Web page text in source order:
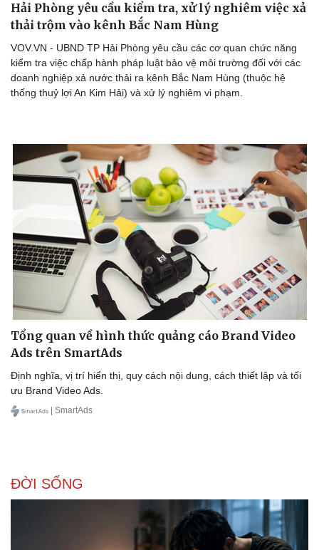
Hải Phòng yêu cầu kiểm tra, xử lý nghiêm việc xả
thải trộm vào kênh Bắc Nam Hùng
VOV.VN - UBND TP Hải Phòng yêu cầu các cơ quan chức năng
kiểm tra việc chấp hành pháp luật bảo vệ môi trường đối với các
doanh nghiệp xả nước thải ra kênh Bắc Nam Hùng (thuộc hệ
thống thuỷ lợi An Kim Hải) và xử lý nghiêm vi phạm.
Tổng quan về hình thức quảng cáo Brand Video
Ads trên SmartAds
Định nghĩa, vị trí hiển thị, quy cách nội dung, cách thiết lập và tối
ưu Brand Video Ads.
| SmartAds
ĐỜI SỐNG